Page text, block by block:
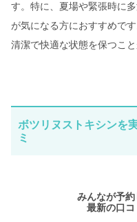
す。特に、夏場や緊張時に
が気になる方におすすめで
清潔で快適な状態を保つこと
ボツリヌストキシンを
ミ
みんなが予
最新の口コ